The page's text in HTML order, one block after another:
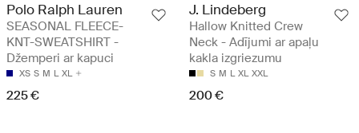
Polo Ralph Lauren
SEASONAL FLEECE-
KNT-SWEATSHIRT -
Džemperi ar kapuci
XS S M L XL
225 €
J. Lindeberg
Hallow Knitted Crew
Neck - Adījumi ar apaļu
kakla izgriezumu
S M L XL XXL
200 €